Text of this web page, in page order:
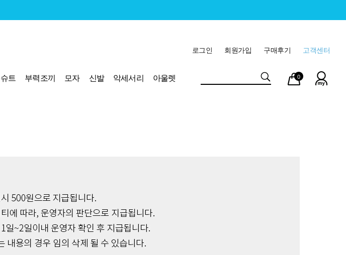
고객센터
구매후기
회원가입
로그인
슈트 부력조끼 모자 신발 악세서리
아울렛
마이
페이
장바
구니
0